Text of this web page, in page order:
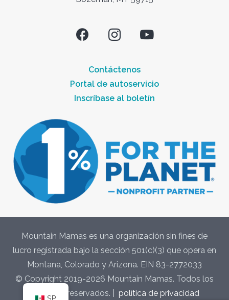
Contáctenos
Portal de autoservicio
Inscríbase al boletín
Mountain Mamas es una organización sin fines de
lucro registrada bajo la sección 501(c)(3) que opera en
Montana, Colorado y Arizona. EIN 83-2772033
© Copyright 2019-2026 Mountain Mamas. Todos los
derechos reservados. | política de privacidad
SP